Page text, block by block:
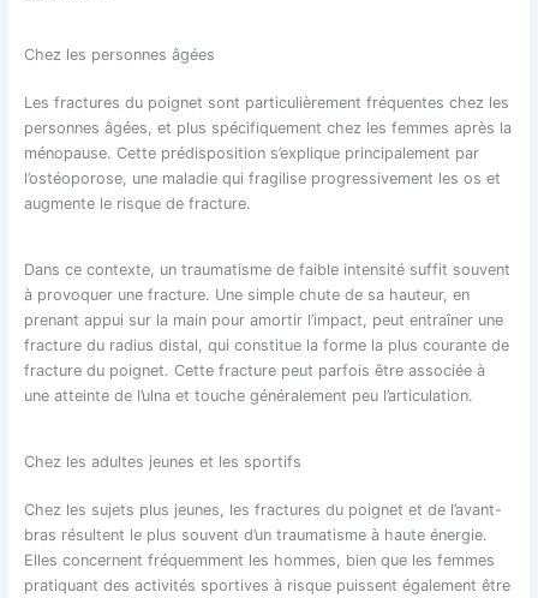
Chez les personnes âgées
Les fractures du poignet sont particulièrement fréquentes chez les
personnes âgées, et plus spécifiquement chez les femmes après la
ménopause. Cette prédisposition s’explique principalement par
l’ostéoporose, une maladie qui fragilise progressivement les os et
augmente le risque de fracture.
Dans ce contexte, un traumatisme de faible intensité suffit souvent
à provoquer une fracture. Une simple chute de sa hauteur, en
prenant appui sur la main pour amortir l’impact, peut entraîner une
fracture du radius distal, qui constitue la forme la plus courante de
fracture du poignet. Cette fracture peut parfois être associée à
une atteinte de l’ulna et touche généralement peu l’articulation.
Chez les adultes jeunes et les sportifs
Chez les sujets plus jeunes, les fractures du poignet et de l’avant-
bras résultent le plus souvent d’un traumatisme à haute énergie.
Elles concernent fréquemment les hommes, bien que les femmes
pratiquant des activités sportives à risque puissent également être